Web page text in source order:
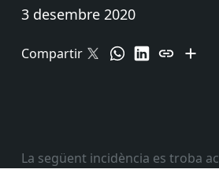
3 desembre 2020
Compartir
La següent incidència es troba